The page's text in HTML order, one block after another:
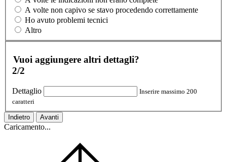
A volte non capivo se stavo procedendo correttamente
Ho avuto problemi tecnici
Altro
Vuoi aggiungere altri dettagli?
2/2
Dettaglio
Inserire massimo 200
caratteri
Indietro Avanti
Caricamento...